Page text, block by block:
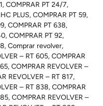
,COMPRAR PT 24/7,
PLUS,COMPRAR PT 59,
,COMPRAR PT 638,
,COMPRAR PT 92,
,Comprar revolver,
– RT 605,COMPRAR
,COMPRAR REVOLVER –
REVOLVER – RT 817,
– RT 838,COMPRAR
,COMPRAR REVOLVER –